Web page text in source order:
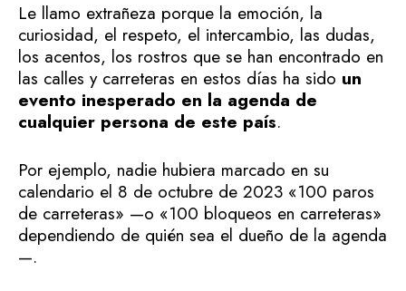
Le llamo extrañeza porque la emoción, la
curiosidad, el respeto, el intercambio, las dudas,
los acentos, los rostros que se han encontrado en
las calles y carreteras en estos días ha sido un
evento inesperado en la agenda de
cualquier persona de este país.
Por ejemplo, nadie hubiera marcado en su
calendario el 8 de octubre de 2023 «100 paros
de carreteras» —o «100 bloqueos en carreteras»
dependiendo de quién sea el dueño de la agenda
—.